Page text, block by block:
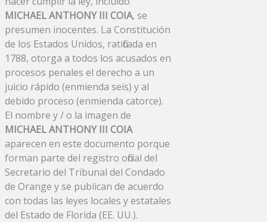
MICHAEL ANTHONY III COIA, se
presumen inocentes. La Constitución
de los Estados Unidos, ratificada en
1788, otorga a todos los acusados ​​en
procesos penales el derecho a un
juicio rápido (enmienda seis) y al
debido proceso (enmienda catorce).
El nombre y / o la imagen de
MICHAEL ANTHONY III COIA
aparecen en este documento porque
forman parte del registro oficial del
Secretario del Tribunal del Condado
de Orange y se publican de acuerdo
con todas las leyes locales y estatales
del Estado de Florida (EE. UU.).